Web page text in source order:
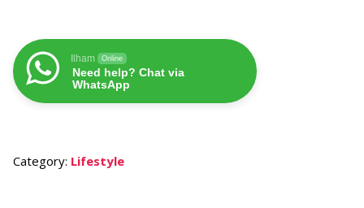
Ilham Online
Need help? Chat via
WhatsApp
Category: Lifestyle